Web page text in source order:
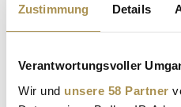
Zustimmung Details
Verantwortungsvoller
Wir und unsere 58 Partner
Setzen Sie die gesuchten
Anführungszeichen: zb
Pandora setzt weiter auf
Marketing